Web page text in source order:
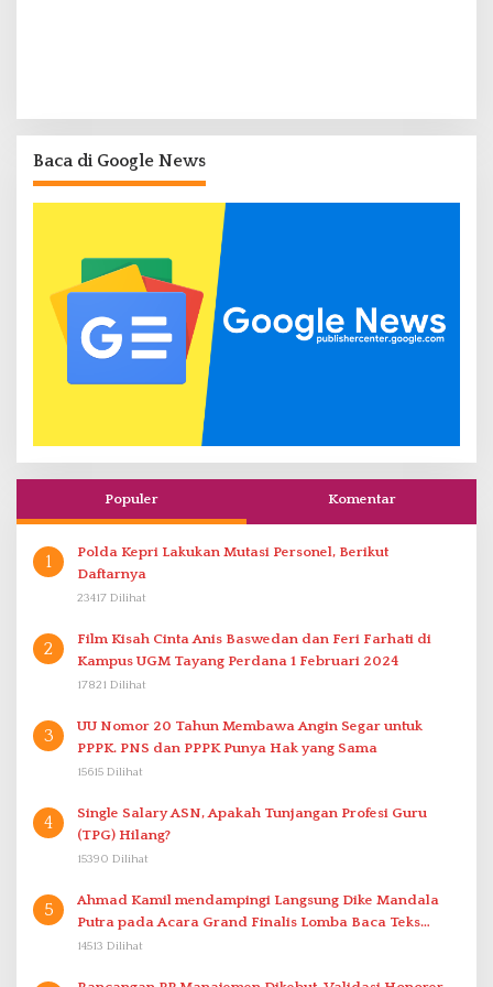
Baca di Google News
Populer Komentar
1
Polda Kepri Lakukan Mutasi Personel, Berikut
Daftarnya
23417 Dilihat
2
Film Kisah Cinta Anis Baswedan dan Feri Farhati di
Kampus UGM Tayang Perdana 1 Februari 2024
17821 Dilihat
3
UU Nomor 20 Tahun Membawa Angin Segar untuk
PPPK. PNS dan PPPK Punya Hak yang Sama
15615 Dilihat
4
Single Salary ASN, Apakah Tunjangan Profesi Guru
(TPG) Hilang?
15390 Dilihat
5
Ahmad Kamil mendampingi Langsung Dike Mandala
Putra pada Acara Grand Finalis Lomba Baca Teks
Proklamasi Mirip Bung Karno di Bali
14513 Dilihat